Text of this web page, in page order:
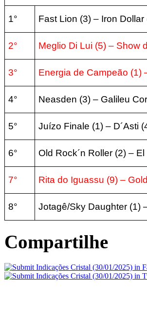
1° Fast Lion (3) – Iron Dollar
2° Meglio Di Lui (5) – Show
3° Energia de Campeão (1)
4° Neasden (3) – Galileu
5° Juízo Finale (1) – D´Asti
6° Old Rock´n Roller (2) –
7° Rita do Iguassu (9) –
8° Jotagê/Sky Daughter (1)
Compartilhe